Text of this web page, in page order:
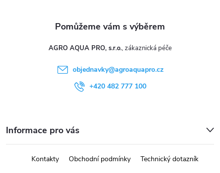
AGRO AQUA PRO, s.r.o.
objednavky@agroaquapro.cz
+420 482 777 100
Informace pro vás
Kontakty Obchodní podmínky Technický dotazník